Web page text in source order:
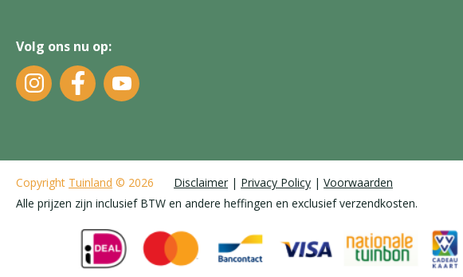
Volg ons nu op:
Copyright Tuinland © 2026 Disclaimer Privacy Policy
Voorwaarden
Alle prijzen zijn inclusief BTW en andere heffingen en exclusief verzendkosten.